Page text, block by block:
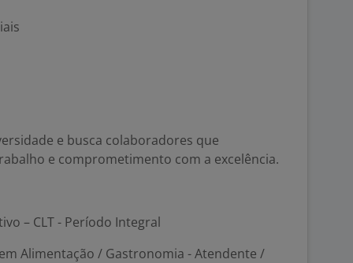
e busca colaboradores que
e comprometimento com a excelência.
– CLT - Período Integral
Alimentação / Gastronomia - Atendente /